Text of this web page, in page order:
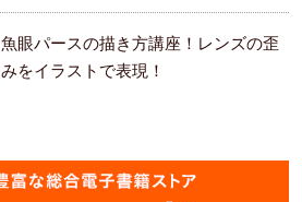
ます。
魚眼パースの描き方講座！レンズの歪
みをイラストで表現！